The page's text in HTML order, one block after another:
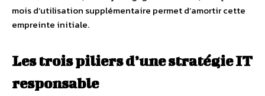
mois d’utilisation supplémentaire permet d’amortir cette
empreinte initiale.
Les trois piliers d’une stratégie IT
responsable